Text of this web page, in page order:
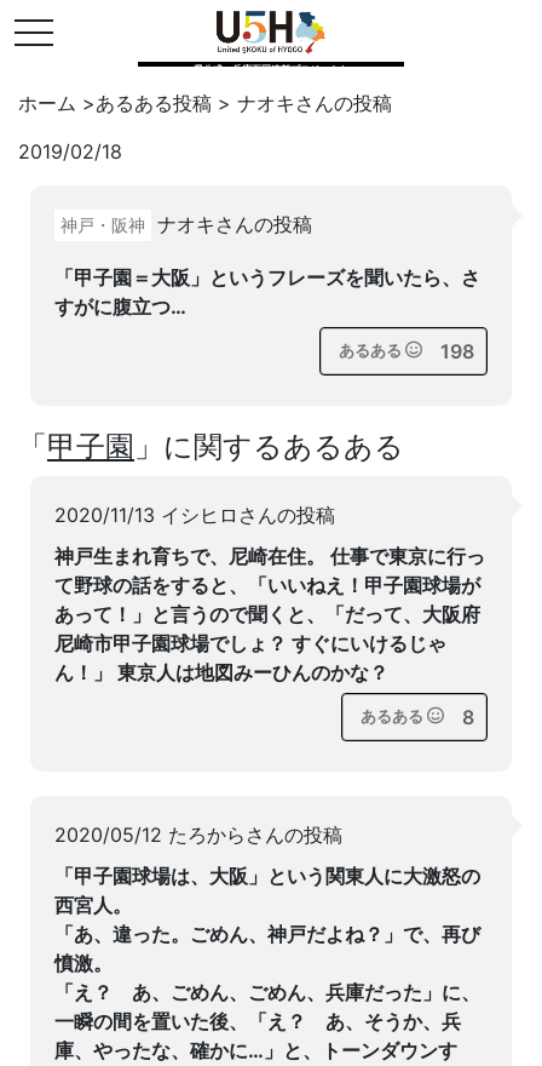
toggle navigation
県公式・兵庫五国連邦プロジェクト
ホーム >あるある投稿 > ナオキ さんの投稿
2019/02/18
神戸・阪神 ナオキさんの投稿
「甲子園＝大阪」というフレーズを聞いたら、さ
すがに腹立つ…
あるある 198
「甲子園 」に関するあるある
2020/11/13 イシヒロさんの投稿
神戸生まれ育ちで、尼崎在住。 仕事で東京に行っ
て野球の話をすると、「いいねえ！甲子園球場が
あって！」と言うので聞くと、「だって、大阪府
尼崎市甲子園球場でしょ？ すぐにいけるじゃ
ん！」 東京人は地図みーひんのかな？
あるある 8
2020/05/12 たろからさんの投稿
「甲子園球場は、大阪」という関東人に大激怒の
西宮人。
「あ、違った。ごめん、神戸だよね？」で、再び
憤激。
「え？ あ、ごめん、ごめん、兵庫だった」に、
一瞬の間を置いた後、「え？ あ、そうか、兵
庫、やったな、確かに…」と、トーンダウンす